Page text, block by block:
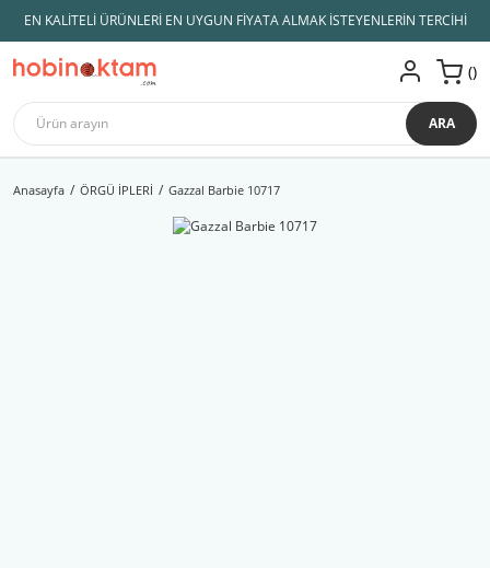
EN KALİTELİ ÜRÜNLERİ EN UYGUN FİYATA ALMAK İSTEYENLERİN TERCİHİ
ARA
Anasayfa ÖRGÜ İPLERİ Gazzal Barbie 10717